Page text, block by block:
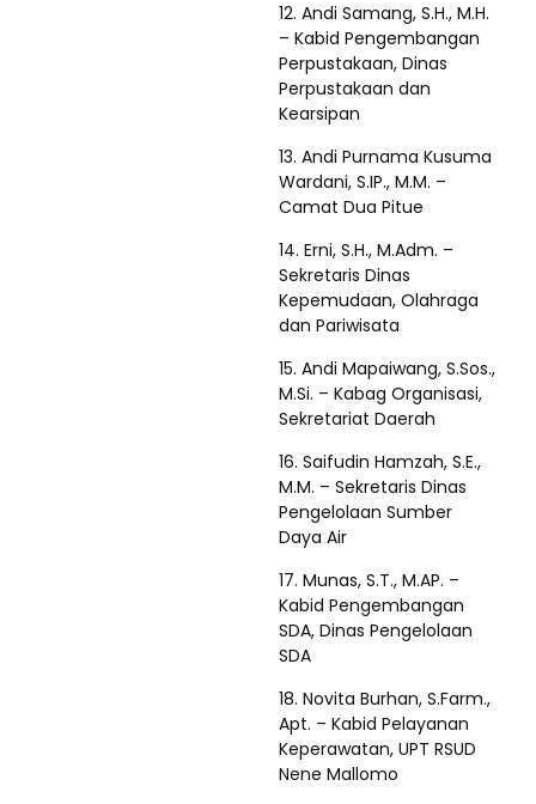
12. Andi Samang, S.H., M.H.
– Kabid Pengembangan
Perpustakaan, Dinas
Perpustakaan dan
Kearsipan
13. Andi Purnama Kusuma
Wardani, S.IP., M.M. –
Camat Dua Pitue
14. Erni, S.H., M.Adm. –
Sekretaris Dinas
Kepemudaan, Olahraga
dan Pariwisata
15. Andi Mapaiwang, S.Sos.,
M.Si. – Kabag Organisasi,
Sekretariat Daerah
16. Saifudin Hamzah, S.E.,
M.M. – Sekretaris Dinas
Pengelolaan Sumber
Daya Air
17. Munas, S.T., M.AP. –
Kabid Pengembangan
SDA, Dinas Pengelolaan
SDA
18. Novita Burhan, S.Farm.,
Apt. – Kabid Pelayanan
Keperawatan, UPT RSUD
Nene Mallomo